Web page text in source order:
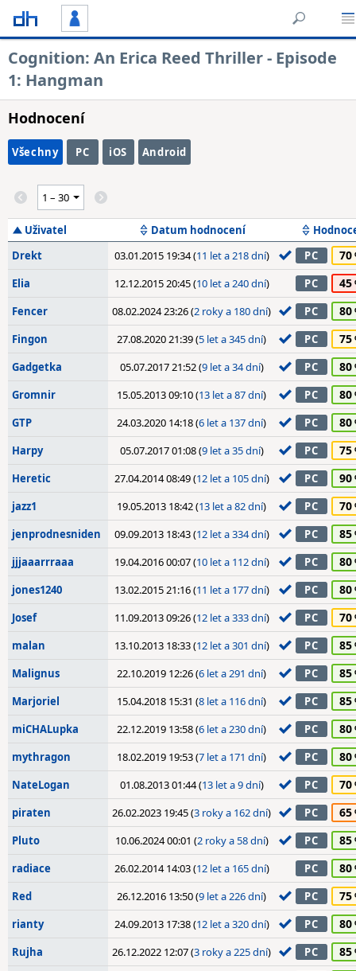
Cognition: An Erica Reed Thriller - Episode
1: Hangman
Hodnocení
Všechny PC iOS Android
Uživatel Datum hodnocení
Drekt
03.01.2015 19:34 (11 let a 218 dní) PC 70
Elia 12.12.2015 20:45 (10 let a 240 dní) PC 45
Fencer 08.02.2024 23:26 (2 roky a 180 dní) PC 80
Fingon 27.08.2020 21:39 (5 let a 345 dní) PC 75
Gadgetka 05.07.2017 21:52 (9 let a 34 dní) PC 80
Gromnir 15.05.2013 09:10 (13 let a 87 dní) PC 80
GTP 24.03.2020 14:18 (6 let a 137 dní) PC 80
Harpy 05.07.2017 01:08 (9 let a 35 dní) PC 75
Heretic 27.04.2014 08:49 (12 let a 105 dní) PC 90
jazz1 19.05.2013 18:42 (13 let a 82 dní) PC 70
jenprodnesniden 09.09.2013 18:43 (12 let a 334 dní) PC 85
jjjaaarrraaa 19.04.2016 00:07 (10 let a 112 dní) PC 80
jones1240 13.02.2015 21:16 (11 let a 177 dní) PC 80
Josef 11.09.2013 09:26 (12 let a 333 dní) PC 70
malan 13.10.2013 18:33 (12 let a 301 dní) PC 85
Malignus 22.10.2019 12:26 (6 let a 291 dní) PC 85
Marjoriel 15.04.2018 15:31 (8 let a 116 dní) PC 85
miCHALupka 22.12.2019 13:58 (6 let a 230 dní) PC 80
mythragon 18.02.2019 19:53 (7 let a 171 dní) PC 80
NateLogan 01.08.2013 01:44 (13 let a 9 dní) PC 70
piraten 26.02.2023 19:45 (3 roky a 162 dní) PC 65
Pluto 10.06.2024 00:01 (2 roky a 58 dní) PC 85
radiace 26.02.2014 14:03 (12 let a 165 dní) PC 80
Red 26.12.2016 13:50 (9 let a 226 dní) PC 75
rianty 24.09.2013 17:38 (12 let a 320 dní) PC 80
Rujha 26.12.2022 12:07 (3 roky a 225 dní) PC 85